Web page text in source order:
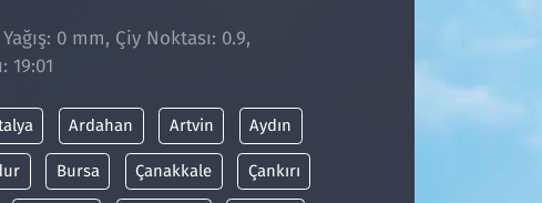
0 mm, Çiy Noktası: 0.9,
19:01
Ardahan Artvin Aydın
Bursa Çanakkale Çankırı